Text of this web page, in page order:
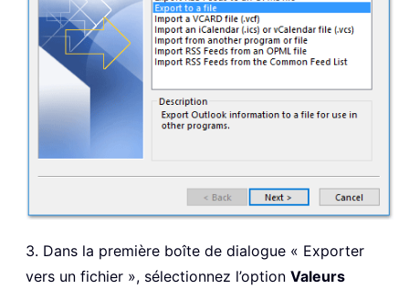
3. Dans la première boîte de dialogue « Exporter
vers un fichier », sélectionnez l’option Valeurs